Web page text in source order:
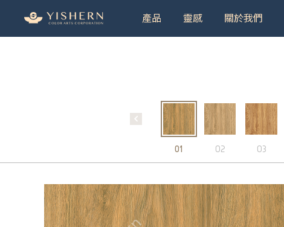
產品 靈感 關於我們
＃9031
01 02 03